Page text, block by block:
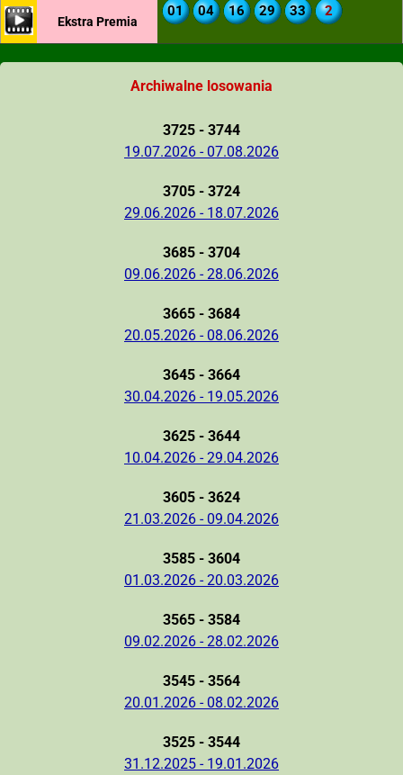
Ekstra Premia
01 04 16 29 33 2
Archiwalne losowania
3725 - 3744
19.07.2026 - 07.08.2026
3705 - 3724
29.06.2026 - 18.07.2026
3685 - 3704
09.06.2026 - 28.06.2026
3665 - 3684
20.05.2026 - 08.06.2026
3645 - 3664
30.04.2026 - 19.05.2026
3625 - 3644
10.04.2026 - 29.04.2026
3605 - 3624
21.03.2026 - 09.04.2026
3585 - 3604
01.03.2026 - 20.03.2026
3565 - 3584
09.02.2026 - 28.02.2026
3545 - 3564
20.01.2026 - 08.02.2026
3525 - 3544
31.12.2025 - 19.01.2026